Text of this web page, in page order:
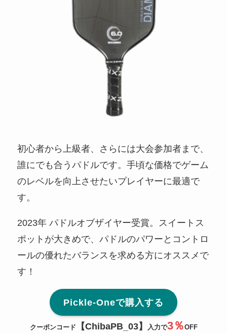
初心者から上級者、さらには大会参加者まで、
誰にでも合うパドルです。手頃な価格でゲーム
のレベルを向上させたいプレイヤーに最適で
す。
2023年 パドルオブザイヤー受賞。スイートス
ポットが大きめで、パドルのパワーとコントロ
ールの優れたバランスを求める方にオススメで
す！
Pickle-Oneで購入する
クーポンコード 【ChibaPB_ 03】 入力で3％OFF